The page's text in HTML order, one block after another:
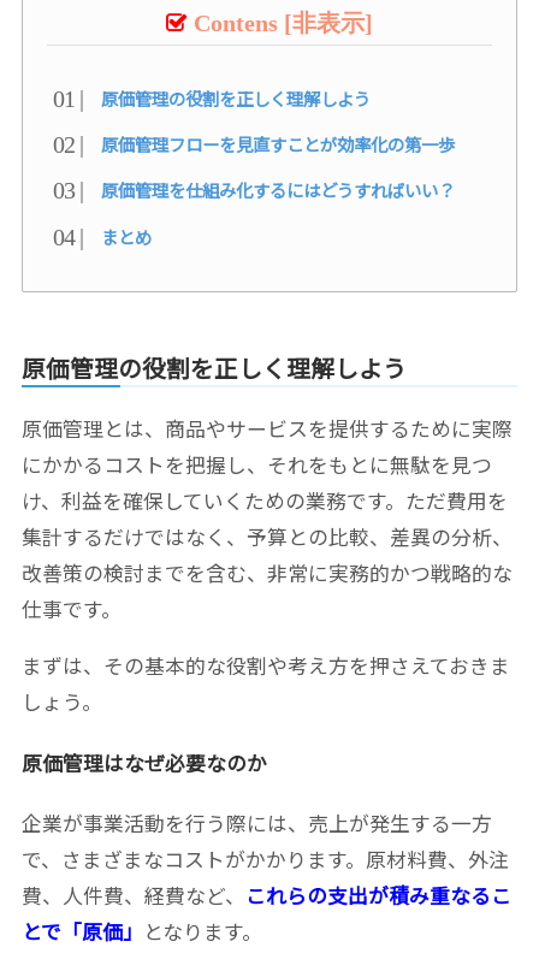
Contens [非表示]
原価管理の役割を正しく理解しよう
原価管理フローを見直すことが効率化の第一歩
原価管理を仕組み化するにはどうすればいい？
まとめ
原価管理の役割を正しく理解しよう
原価管理とは、商品やサービスを提供するために実際
にかかるコストを把握し、それをもとに無駄を見つ
け、利益を確保していくための業務です。ただ費用を
集計するだけではなく、予算との比較、差異の分析、
改善策の検討までを含む、非常に実務的かつ戦略的な
仕事です。
まずは、その基本的な役割や考え方を押さえておきま
しょう。
原価管理はなぜ必要なのか
企業が事業活動を行う際には、売上が発生する一方
で、さまざまなコストがかかります。原材料費、外注
費、人件費、経費など、 これらの支出が積み重なるこ
とで「原価」 となります。